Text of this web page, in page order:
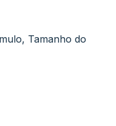
Tamanho do